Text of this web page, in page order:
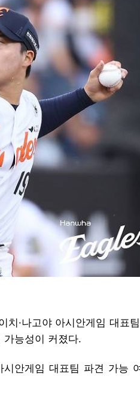
·나고야 아시안게임 대표
가능성이 커졌다.
안게임 대표팀 파견 가능